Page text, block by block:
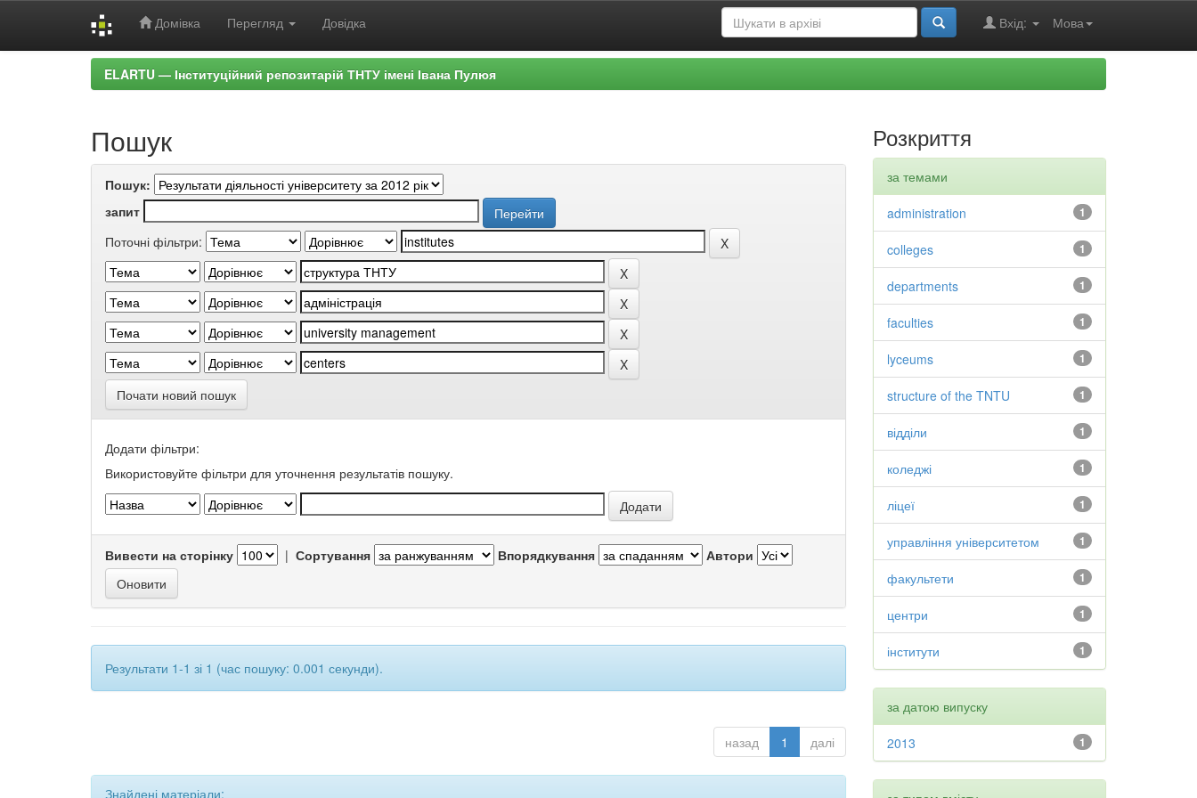
Домівка Перегляд Довідка Мова
Вхід:
ELARTU — Інституційний репозитарій ТНТУ імені Івана Пулюя
Пошук
Пошук:
запит
Поточні фільтри:
Почати новий пошук
Додати фільтри:
Використовуйте фільтри для уточнення результатів пошуку.
Вивести на сторінку | Сортування Впорядкування Автори
Результати 1-1 зі 1 (час пошуку: 0.001 секунди).
назад 1 далі
Знайдені матеріали:
Розкриття
за темами
1
administration
1
colleges
1
departments
1
faculties
1
lyceums
1
structure of the TNTU
1
відділи
1
коледжі
1
ліцеї
1
управління університетом
1
факультети
1
центри
1
інститути
за датою випуску
1
2013